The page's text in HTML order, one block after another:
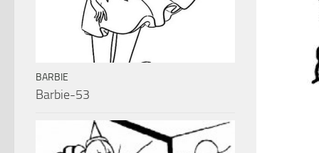
BARBIE
Barbie-53